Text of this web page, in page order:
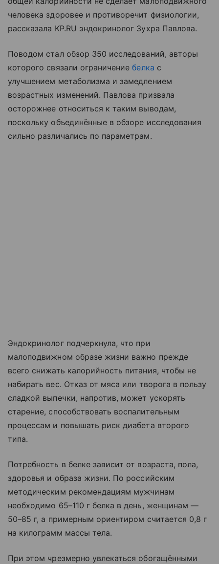
человека здоровее и противоречит физиологии,
рассказала KP.RU эндокринолог Зухра Павлова.
Поводом стал обзор 350 исследований, авторы
которого связали ограничениебелка с
улучшением метаболизма и замедлением
возрастных изменений. Павлова призвала
осторожнее относиться к таким выводам,
поскольку объединённые в обзоре исследования
сильно различались по параметрам.
Эндокринолог подчеркнула, что при
малоподвижном образе жизни важно прежде
всего снижать калорийность питания, чтобы не
набирать вес. Отказ от мяса или творога в пользу
сладкой выпечки, напротив, может ускорять
старение, способствовать воспалительным
процессам и повышать риск диабета второго
типа.
Потребность в белке зависит от возраста, пола,
здоровья и образа жизни. По российским
методическим рекомендациям мужчинам
необходимо 65–110 г белка в день, женщинам —
50–85 г, а примерным ориентиром считается 0,8 г
на килограмм массы тела.
При этом чрезмерно увлекаться обогащёнными